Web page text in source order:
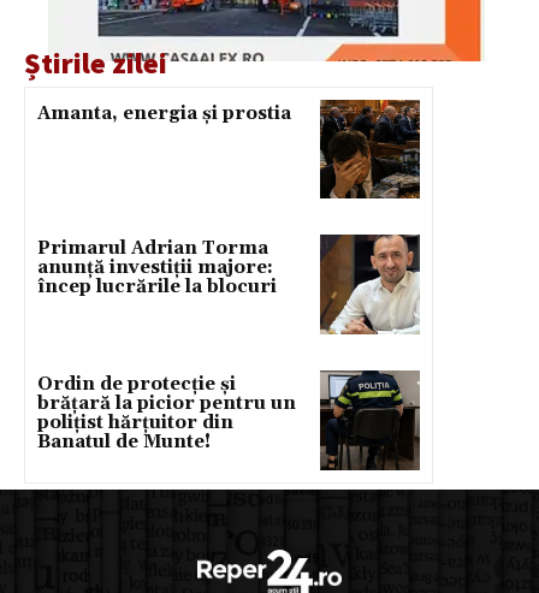
Știrile zilei
Amanta, energia și prostia
Primarul Adrian Torma
anunță investiții majore:
încep lucrările la blocuri
Ordin de protecție și
brățară la picior pentru un
polițist hărțuitor din
Banatul de Munte!